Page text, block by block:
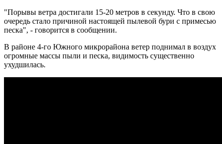
"Порывы ветра достигали 15-20 метров в секунду. Что в свою
очередь стало причиной настоящей пылевой бури с примесью
песка", - говорится в сообщении.
В районе 4-го Южного микрорайона ветер поднимал в воздух
огромные массы пыли и песка, видимость существенно
ухудшилась.